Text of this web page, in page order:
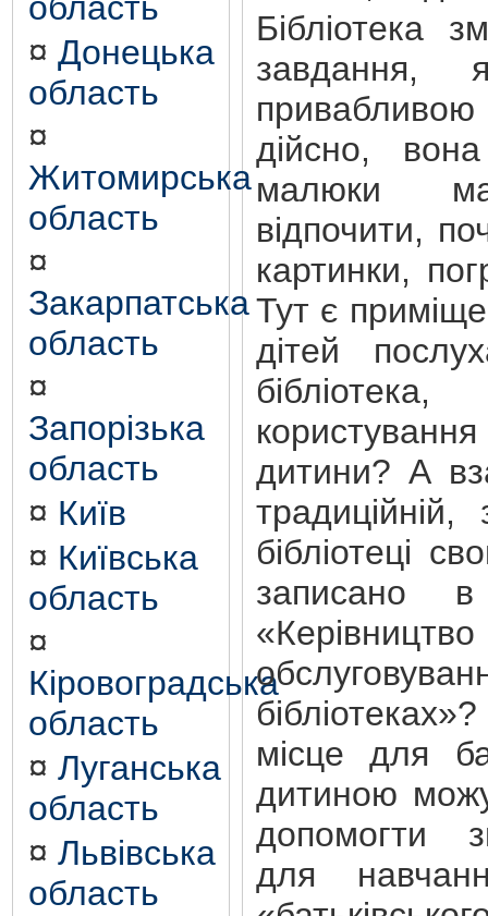
¤ Донецька
область
¤
Житомирська
область
¤
Закарпатська
область
¤
Запорізька
область
¤ Київ
¤ Київська
область
¤
Кіровоградська
область
¤ Луганська
область
¤ Львівська
область
Бібліотека
завдання,
дійсно,
малюки
відпочити,
картинки,
Тут є
дітей
дитини? А
традиційній,
бібліотеці
записано
місце для
дитиною
допомогти
для